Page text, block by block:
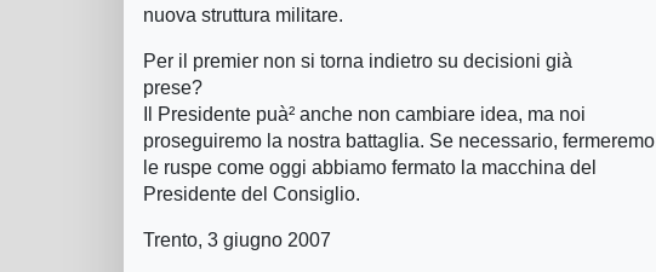
nuova struttura militare.
Per il premier non si torna indietro su decisioni già
prese?
Il Presidente puà² anche non cambiare idea, ma noi
proseguiremo la nostra battaglia. Se necessario, fermeremo
le ruspe come oggi abbiamo fermato la macchina del
Presidente del Consiglio.
Trento, 3 giugno 2007